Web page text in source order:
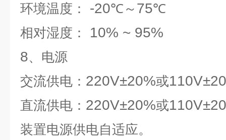
环境温度：
-20℃～ 75℃
相对湿度：
10% ~ 95%
8、电源
交流供电： 220V±20%或
直流供电： 220V±20%或
装置电源供电自适应。